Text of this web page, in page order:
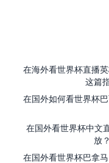
在海外看世界杯直播
这篇
在国外如何看世界杯
在国外看世界杯中文
放
在国外看世界杯巴拿